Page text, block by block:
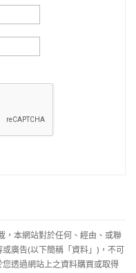
，本網站對於任何、經由、或聯
廣告(以下簡稱「資料」)，不可
透過網站上之資料購買或取得